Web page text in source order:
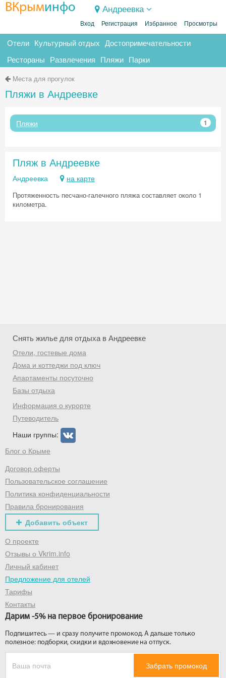
ВКрыминфо Андреевка
Вход Регистрация Избранное Просмотры
Отели Культурный отдых Достопримечательности
Рестораны Развлечения Пляжи Парки
Места для прогулок
Пляжи в Андреевке
Пляжи 1
Пляж в Андреевке
Андреевка на карте
Протяженность песчано-галечного пляжа составляет около 1
километра.
Снять жилье для отдыха в Андреевке
Отели, гостевые дома
Дома и коттеджи под ключ
Апартаменты посуточно
Базы отдыха
Информация о курорте
Путеводитель
Наши группы:
Блог о Крыме
Договор оферты
Пользовательское соглашение
Политика конфиденциальности
Правила бронирования
Добавить объект
О проекте
Отзывы о Vkrim.info
Личный кабинет
Предложение для отелей
Тарифы
Контакты
Дарим -5% на первое бронирование
Подпишитесь — и сразу получите промокод. А дальше только
полезное: подборки, скидки и вдохновение на отпуск.
Забрать промокод
Скидка −5%
Хочешь дешевле? Оставь почту и получи
промокод на первое бронирование!